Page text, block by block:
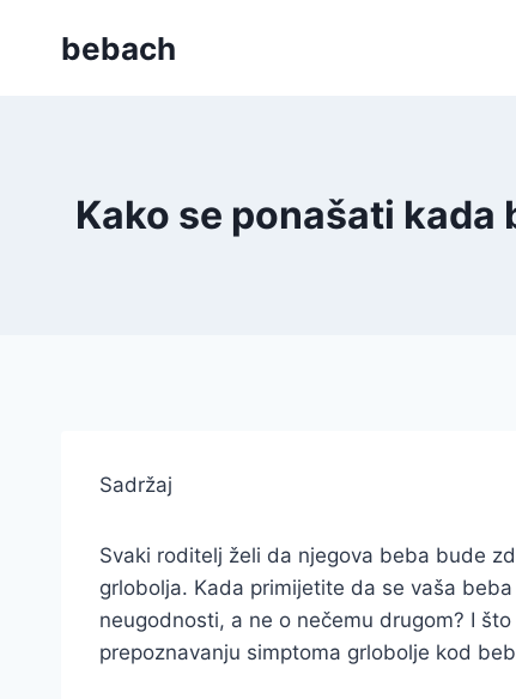
bebach
Kako se ponašati kada
Sadržaj
Svaki roditelj želi da njegova beba bude
grlobolja. Kada primijetite da se vaša
neugodnosti, a ne o nečemu drugom? I
prepoznavanju simptoma grlobolje kod